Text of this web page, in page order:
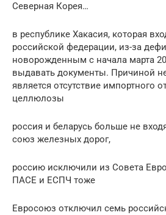
Северная Корея…
в республике Хакасия, которая
российской федерации, из-за
новорожденным с начала марта
выдавать документы. Причиной
является отсутствие импортного
целлюлозы
россия и беларусь больше не
союз железных дорог,
россию исключили из Совета
ПАСЕ и ЕСПЧ тоже
Евросоюз отключил семь